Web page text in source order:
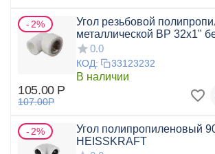
2%
Угол резьбовой
металлической ВР 32x1"
0.0
КОД: 33123232
В наличии
105.00 Р
107.00Р
2%
Угол полипропиленовый
HEISSKRAFT